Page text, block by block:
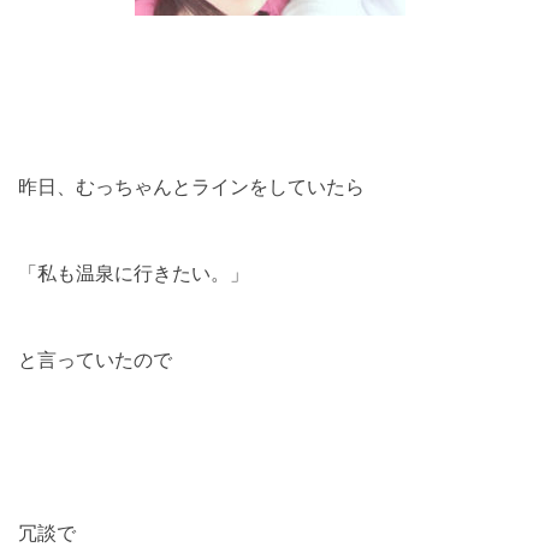
昨日、むっちゃんとラインをしていたら
「私も温泉に行きたい。」
と言っていたので
冗談で